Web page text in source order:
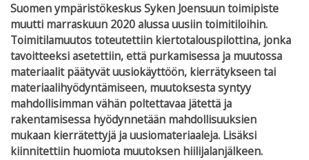
Suomen ympäristökeskus Syken Joensuun toimipiste
muutti marraskuun 2020 alussa uusiin toimitiloihin.
Toimitilamuutos toteutettiin kiertotalouspilottina, jonka
tavoitteeksi asetettiin, että purkamisessa ja muutossa
materiaalit päätyvät uusiokäyttöön, kierrätykseen tai
materiaalihyödyntämiseen, muutoksesta syntyy
mahdollisimman vähän poltettavaa jätettä ja
rakentamisessa hyödynnetään mahdollisuuksien
mukaan kierrätettyjä ja uusiomateriaaleja. Lisäksi
kiinnitettiin huomiota muutoksen hiilijalanjälkeen.